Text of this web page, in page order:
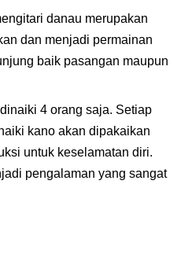
danau merupakan
dan menjadi permainan
baik pasangan maupun
4 orang saja. Setiap
kano akan dipakaikan
untuk keselamatan diri.
pengalaman yang sangat